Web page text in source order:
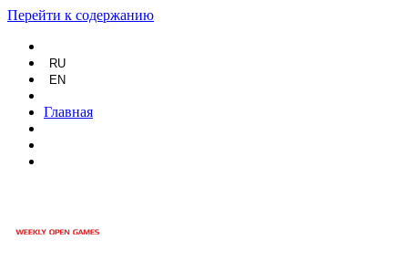
Перейти к содержанию
RU
EN
Главная